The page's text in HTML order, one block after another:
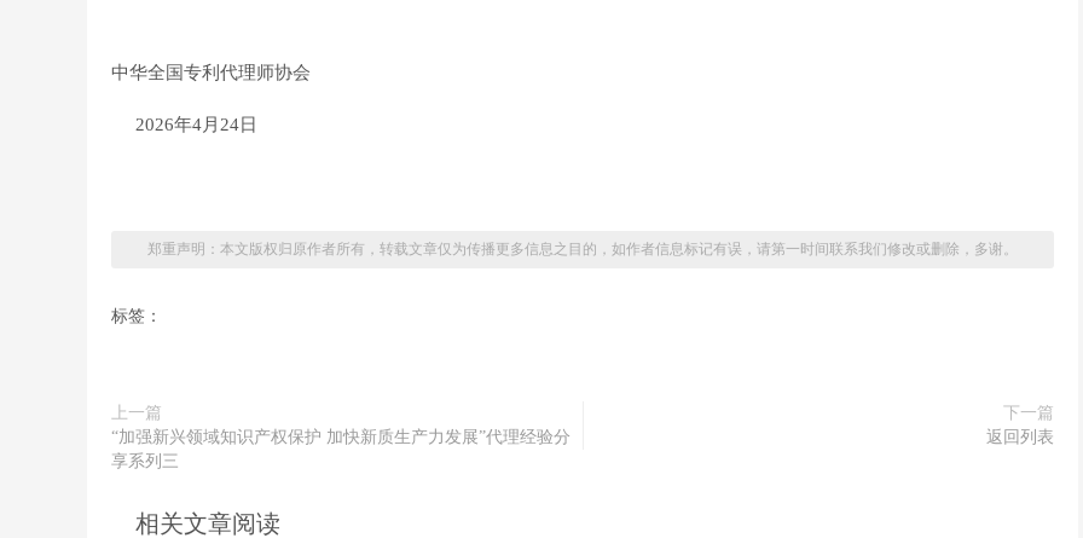
中华全国专利代理师协会
2026年4月24日
郑重声明：本文版权归原作者所有，转载文章仅为传播更多信息之目的，如作者信息标记有误，请第一时间联系我们修改或删除，多谢。
标签：
上一篇
“加强新兴领域知识产权保护 加快新质生产力发展”代理经验分
享系列三
下一篇
返回列表
相关文章阅读